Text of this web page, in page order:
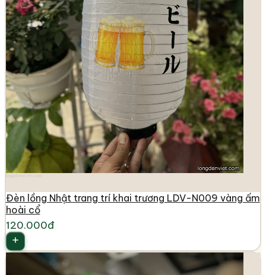
Đèn lồng Nhật trang trí khai trương LDV-N009 vàng ấm
hoài cổ
120.000đ